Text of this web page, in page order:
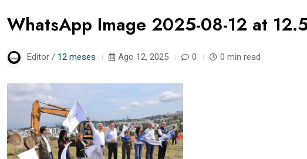
WhatsApp Image 2025-08-12 at
Editor / 12 meses Ago 12, 2025 0 0 min read